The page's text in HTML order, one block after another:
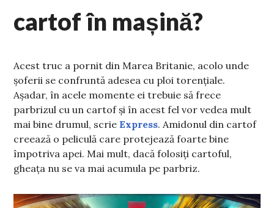
cartof în mașină?
Acest truc a pornit din Marea Britanie, acolo unde
șoferii se confruntă adesea cu ploi torențiale.
Așadar, în acele momente ei trebuie să frece
parbrizul cu un cartof și în acest fel vor vedea mult
mai bine drumul, scrieExpress. Amidonul din cartof
creează o peliculă care protejează foarte bine
împotriva apei. Mai mult, dacă folosiți cartoful,
gheața nu se va mai acumula pe parbriz.